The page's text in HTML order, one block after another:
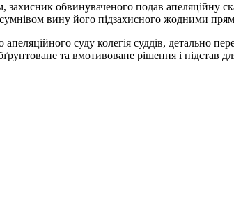
обвинуваченого подав апеляційну
вину його підзахисного жодними
апеляційного суду колегія суддів,
та вмотивоване рішення і підстав